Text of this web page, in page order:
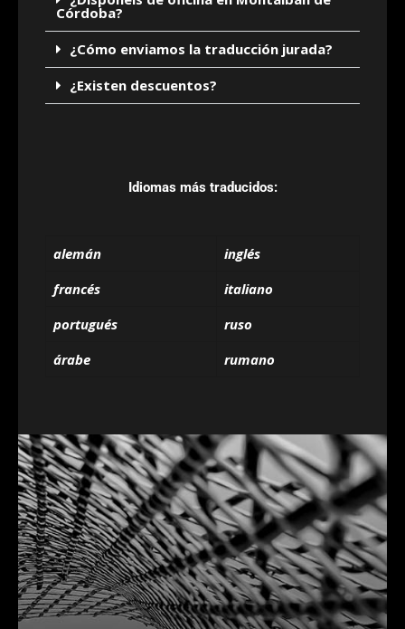
Córdoba?
¿Cómo enviamos la traducción jurada?
¿Existen descuentos?
Idiomas más traducidos:
alemán
inglés
francés
italiano
portugués
ruso
árabe
rumano